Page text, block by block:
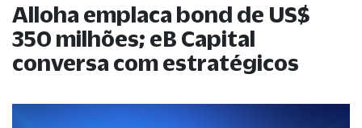
Alloha emplaca bond de US$
350 milhões; eB Capital
conversa com estratégicos